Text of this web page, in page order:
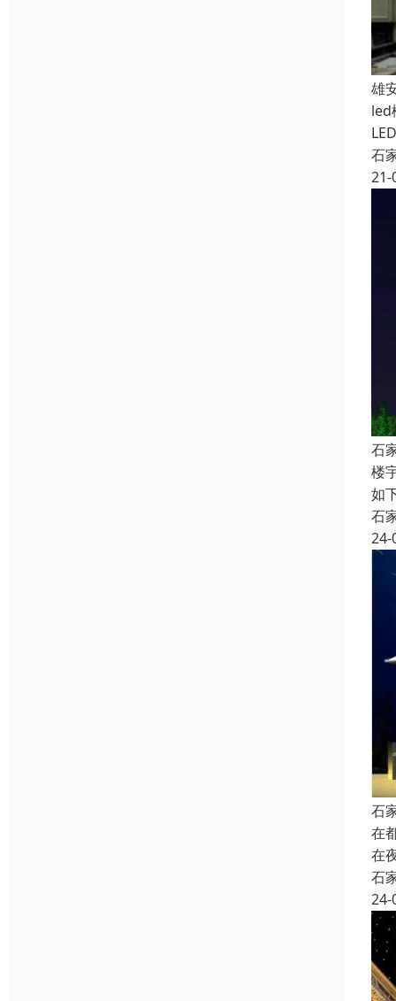
雄
led
石
21-
石
楼
如
石
24-
石
在
在
石
24-